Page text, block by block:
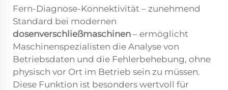
Fern-Diagnose-Konnektivität – zunehmend
Standard bei modernen
dosenverschließmaschinen – ermöglicht
Maschinenspezialisten die Analyse von
Betriebsdaten und die Fehlerbehebung, ohne
physisch vor Ort im Betrieb sein zu müssen.
Diese Funktion ist besonders wertvoll für